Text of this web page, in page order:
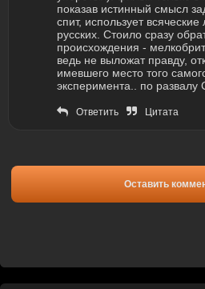
показав истинный смысл
спит, использует
русских. Стоило сразу
происхождения -
ведь не выложат правду,
имевшего место того
эксперимента.. по развалу
Ответить Цитата
Оставить